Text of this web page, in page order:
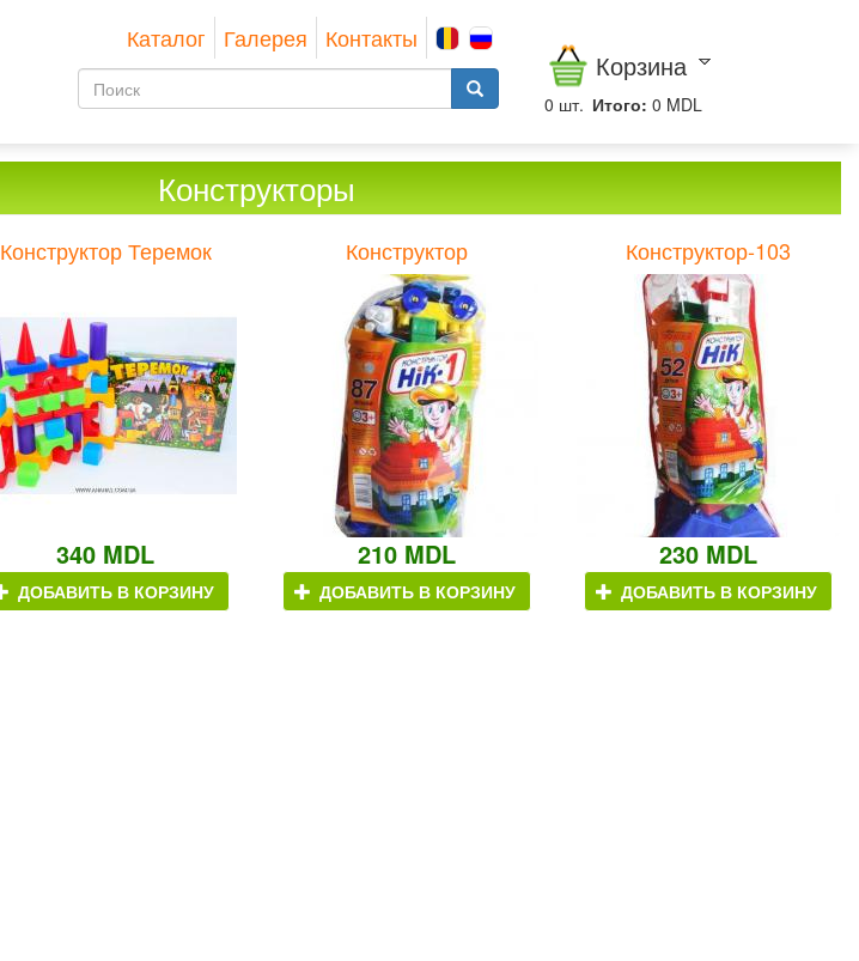
Каталог Галерея Контакты
Форма Корзина
0 шт. Итого: 0 MDL
Конструкторы
Конструктор Теремок
340 MDL
ДОБАВИТЬ В КОРЗИНУ
Конструктор
210 MDL
ДОБАВИТЬ В КОРЗИНУ
Конструктор-103
230 MDL
ДОБАВИТЬ В КОРЗИНУ